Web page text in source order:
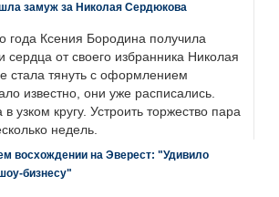
замуж за Николая Сердюкова
года Ксения Бородина получила
сердца от своего избранника Николая
стала тянуть с оформлением
известно, они уже расписались.
узком кругу. Устроить торжество пара
недель.
восхождении на Эверест: "Удивило
бизнесу"